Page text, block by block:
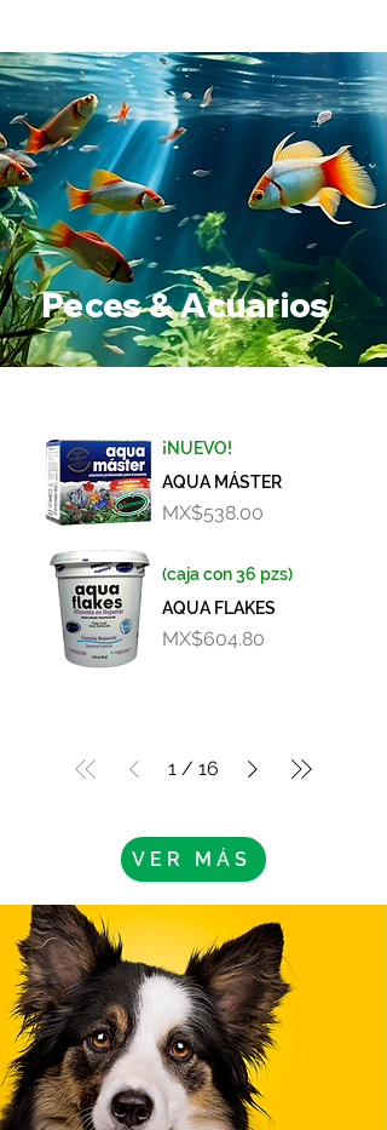
Peces & Acuarios
¡NUEVO!
AQUA MÁSTER
Price
MX$538.00
(caja con 36 pzs)
AQUA FLAKES
Price
MX$604.80
1 / 16
VER MÁS